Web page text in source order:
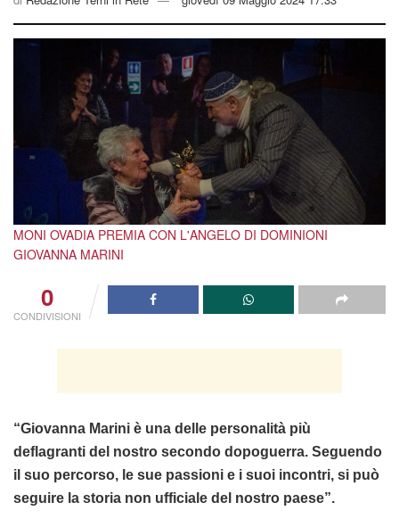
MONI OVADIA PREMIA CON L'ANGELO DI DOMINIONI
GIOVANNA MARINI
0
CONDIVISIONI
“Giovanna Marini è una delle personalità più
deflagranti del nostro secondo dopoguerra. Seguendo
il suo percorso, le sue passioni e i suoi incontri, si può
seguire la storia non ufficiale del nostro paese”.